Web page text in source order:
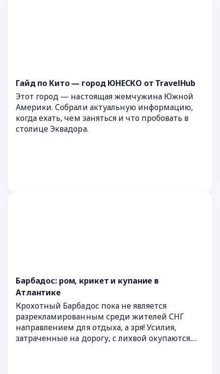
Гайд по Кито — город ЮНЕСКО от TravelHub
Этот город — настоящая жемчужина Южной
Америки. Собрали актуальную информацию,
когда ехать, чем заняться и что пробовать в
столице Эквадора.
Барбадос: ром, крикет и купание в
Атлантике
Крохотный Барбадос пока не является
разрекламированным среди жителей СНГ
направлением для отдыха, а зря! Усилия,
затраченные на дорогу, с лихвой окупаются.